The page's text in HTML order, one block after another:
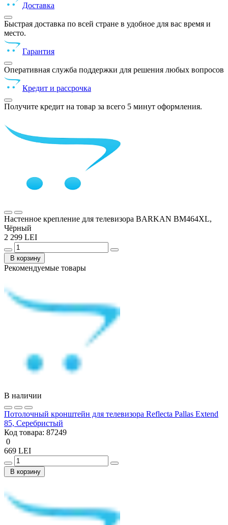
Доставка
Быстрая доставка по всей стране в удобное для вас время и
место.
Гарантия
Оперативная служба поддержки для решения любых вопросов
Кредит и рассрочка
Получите кредит на товар за всего 5 минут оформления.
Настенное крепление для телевизора BARKAN BM464XL,
Чёрный
2 299 LEI
В корзину
Рекомендуемые товары
В наличии
Потолочный кронштейн для телевизора Reflecta Pallas Extend
85, Серебристый
Код товара: 87249
0
669 LEI
В корзину